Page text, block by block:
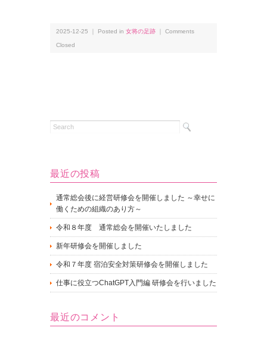
2025-12-25 ｜ Posted in 女将の足跡 Comments
Closed
最近の投稿
通常総会後に経営研修会を開催しました ～幸せに
働くための組織のあり方～
令和８年度 通常総会を開催いたしました
新年研修会を開催しました
令和７年度 宿泊安全対策研修会を開催しました
仕事に役立つChatGPT入門編 研修会を行いました
最近のコメント